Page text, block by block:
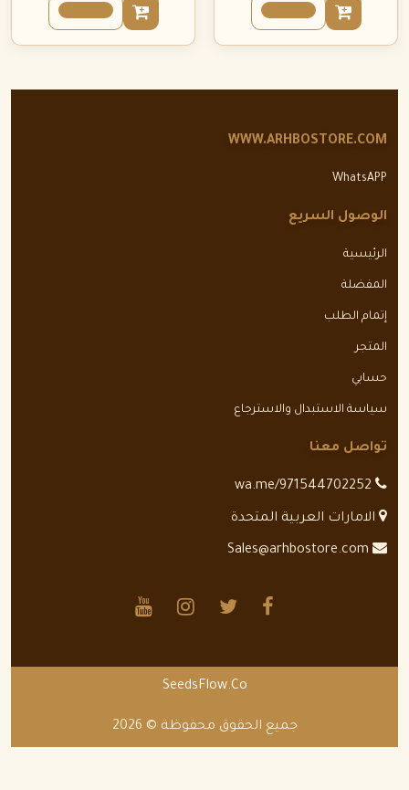
WWW.ARHBOSTORE.COM
WhatsAPP
الوصول السريع
الرئيسية
المفضلة
إتمام الطلب
المتجر
حسابي
سياسة الاستبدال والاسترجاع
تواصل معنا
wa.me/971544702252
الامارات العربية المتحدة
Sales@arhbostore.com
SeedsFlow.Co
جميع الحقوق محفوظة © 2026